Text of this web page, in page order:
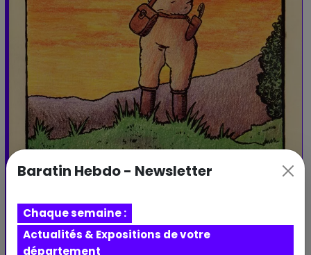
Baratin Hebdo - Newsletter
Chaque semaine :
Actualités & Expositions de votre
département